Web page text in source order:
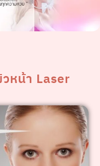
หน้า Laser